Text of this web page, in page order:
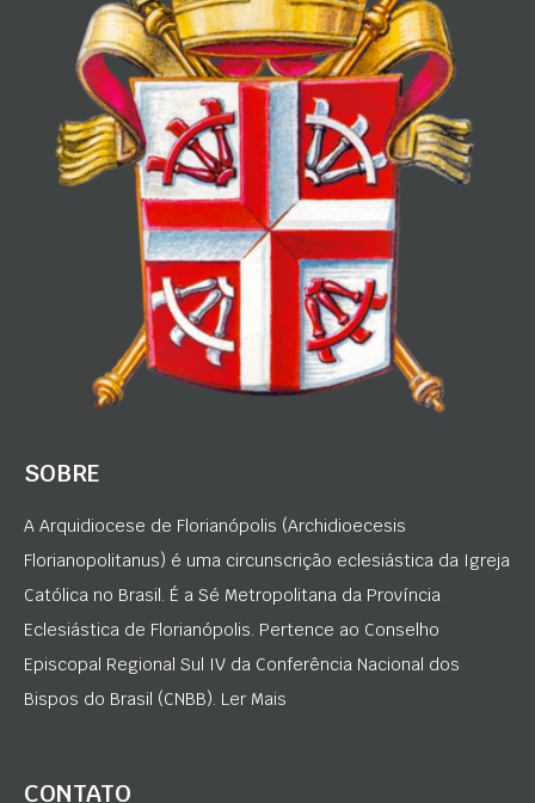
SOBRE
A Arquidiocese de Florianópolis (Archidioecesis
Florianopolitanus) é uma circunscrição eclesiástica da Igreja
Católica no Brasil. É a Sé Metropolitana da Província
Eclesiástica de Florianópolis. Pertence ao Conselho
Episcopal Regional Sul IV da Conferência Nacional dos
Bispos do Brasil (CNBB). Ler Mais
CONTATO